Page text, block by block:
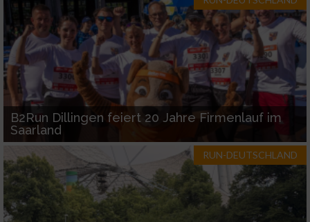
B2Run Dillingen feiert 20 Jahre Firmenlauf im
Saarland
RUN-DEUTSCHLAND
Werbung